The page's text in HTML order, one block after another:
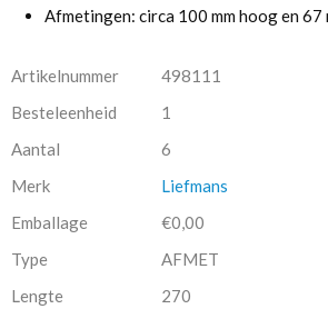
Afmetingen: circa 100 mm hoog en 67
Artikelnummer
498111
Besteleenheid
1
Aantal
6
Merk
Liefmans
Emballage
€0,00
Type
AFMET
Lengte
270